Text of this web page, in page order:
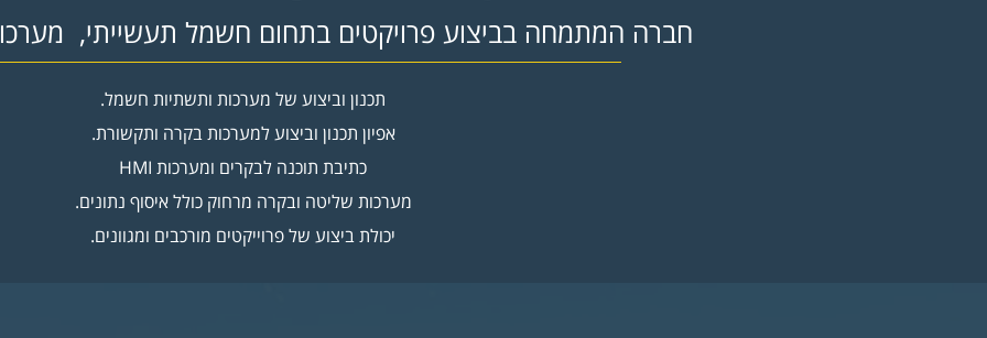
חברה המתמחה בביצוע פרויקטים בתחום חשמל תעשייתי,
תכנון וביצוע של מערכות ותשתיות חשמל.
אפיון תכנון וביצוע למערכות בקרה ותקשורת.
כתיבת תוכנה לבקרים ומערכות HMI
מערכות שליטה ובקרה מרחוק כולל איסוף נתונים.
יכולת ביצוע של פרוייקטים מורכבים ומגוונים.